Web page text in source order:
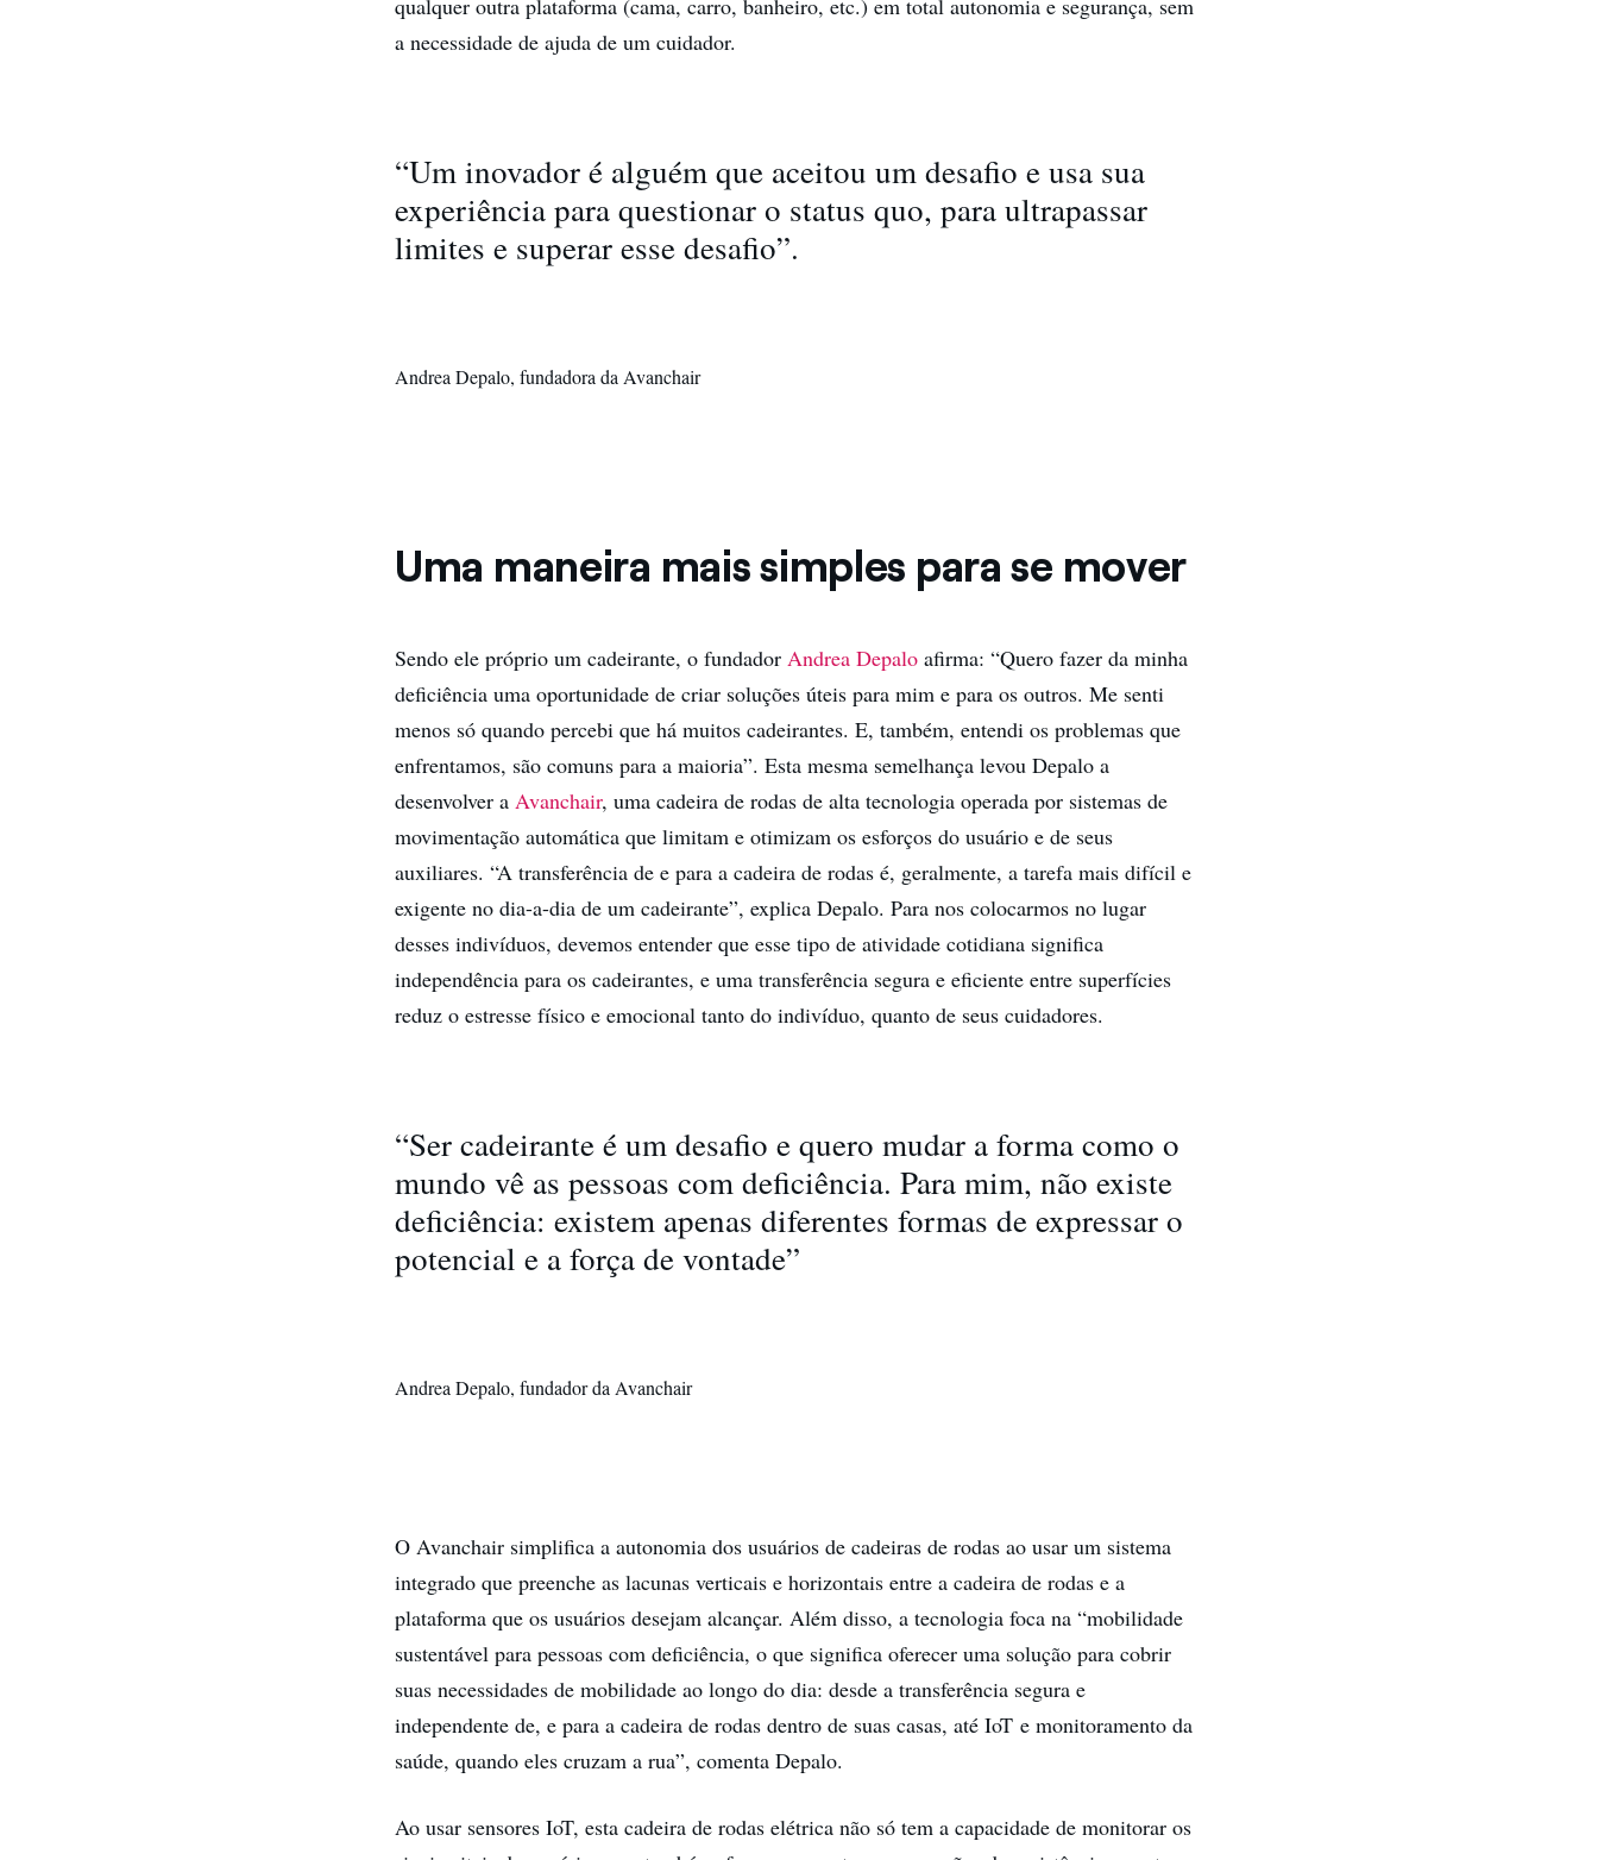
qualquer outra plataforma (cama, carro, banheiro, etc.) em total autonomia e segurança, sem
a necessidade de ajuda de um cuidador.
“Um inovador é alguém que aceitou um desafio e usa sua
experiência para questionar o status quo, para ultrapassar
limites e superar esse desafio”.
Andrea Depalo, fundadora da Avanchair
Uma maneira mais simples para se mover
Sendo ele próprio um cadeirante, o fundadorAndrea Depalo afirma: “Quero fazer da minha
deficiência uma oportunidade de criar soluções úteis para mim e para os outros. Me senti
menos só quando percebi que há muitos cadeirantes. E, também, entendi os problemas que
enfrentamos, são comuns para a maioria”. Esta mesma semelhança levou Depalo a
desenvolver aAvanchair, uma cadeira de rodas de alta tecnologia operada por sistemas de
movimentação automática que limitam e otimizam os esforços do usuário e de seus
auxiliares. “A transferência de e para a cadeira de rodas é, geralmente, a tarefa mais difícil e
exigente no dia-a-dia de um cadeirante”, explica Depalo. Para nos colocarmos no lugar
desses indivíduos, devemos entender que esse tipo de atividade cotidiana significa
independência para os cadeirantes, e uma transferência segura e eficiente entre superfícies
reduz o estresse físico e emocional tanto do indivíduo, quanto de seus cuidadores.
“Ser cadeirante é um desafio e quero mudar a forma como o
mundo vê as pessoas com deficiência. Para mim, não existe
deficiência: existem apenas diferentes formas de expressar o
potencial e a força de vontade”
Andrea Depalo, fundador da Avanchair
O Avanchair simplifica a autonomia dos usuários de cadeiras de rodas ao usar um sistema
integrado que preenche as lacunas verticais e horizontais entre a cadeira de rodas e a
plataforma que os usuários desejam alcançar. Além disso, a tecnologia foca na “mobilidade
sustentável para pessoas com deficiência, o que significa oferecer uma solução para cobrir
suas necessidades de mobilidade ao longo do dia: desde a transferência segura e
independente de, e para a cadeira de rodas dentro de suas casas, até IoT e monitoramento da
saúde, quando eles cruzam a rua”, comenta Depalo.
Ao usar sensores IoT, esta cadeira de rodas elétrica não só tem a capacidade de monitorar os